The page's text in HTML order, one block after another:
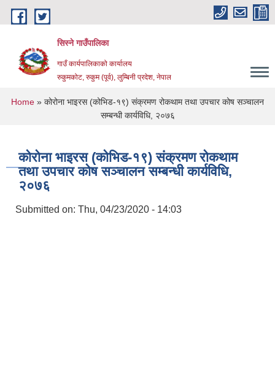
Skip to main content
सिस्ने गाउँपालिका
गाउँ कार्यपालिकाको कार्यालय
रुकुमकोट, रुकुम (पूर्व), लुम्बिनी प्रदेश, नेपाल
You are here
Home » कोरोना भाइरस (कोभिड-१९) संक्रमण रोकथाम तथा उपचार कोष सञ्चालन
सम्बन्धी कार्यविधि, २०७६
कोरोना भाइरस (कोभिड-१९) संक्रमण रोकथाम
तथा उपचार कोष सञ्चालन सम्बन्धी कार्यविधि,
२०७६
Submitted on: Thu, 04/23/2020 - 14:03